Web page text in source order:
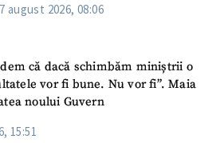
7 august 2026, 08:06
că dacă schimbăm miniștrii o
vor fi bune. Nu vor fi”. Maia
noului Guvern
15:51